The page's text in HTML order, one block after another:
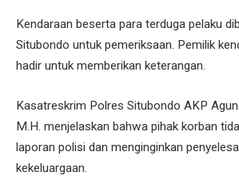
Kendaraan beserta para terduga pelaku
Situbondo untuk pemeriksaan. Pemilik
hadir untuk memberikan keterangan.
Kasatreskrim Polres Situbondo AKP
M.H. menjelaskan bahwa pihak korban
laporan polisi dan menginginkan
kekeluargaan.